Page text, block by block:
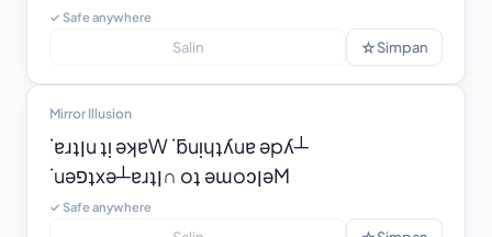
✓ Safe anywhere
Salin ☆Simpan
Mirror Illusion
˙ɐɹʇןu ʇᴉ ǝʞɐW ˙ƃuᴉɥʇʎuɐ ǝpʎ┴
˙uǝפʇxǝ┴ɐɹʇן∩ oʇ ǝɯoɔןǝM
✓ Safe anywhere